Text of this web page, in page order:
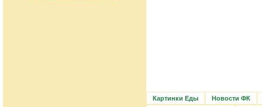
Картинки Еды
Новости ФК